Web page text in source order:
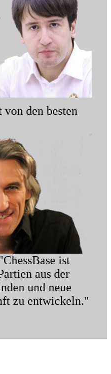
den besten
ist
aus der
und neue
zu entwickeln."